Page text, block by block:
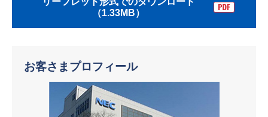
（1.33MB）
お客さまプロフィール